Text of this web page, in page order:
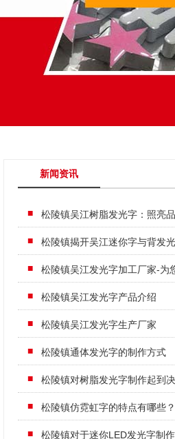
新闻资讯
松陵镇吴江树脂发光字：照亮
松陵镇揭开吴江迷你字与背发
松陵镇吴江发光字加工厂家-为
松陵镇吴江发光字产品介绍
松陵镇吴江发光字生产厂家
松陵镇通体发光字的制作方式
松陵镇对树脂发光字制作起到
松陵镇仿霓虹字的特点有哪些？
松陵镇对于迷你LED发光字制